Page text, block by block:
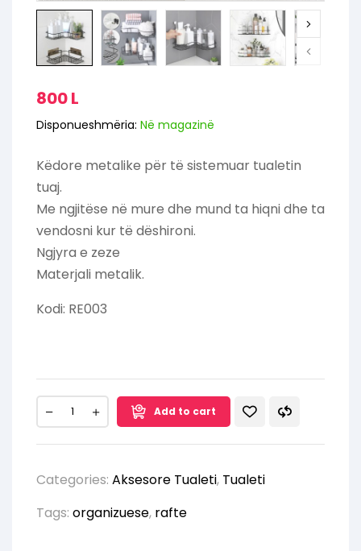
800L
Disponueshmëria: Në magazinë
Këdore metalike për të sistemuar tualetin
tuaj.
Me ngjitëse në mure dhe mund ta hiqni dhe ta
vendosni kur të dëshironi.
Ngjyra e zeze
Materjali metalik.
Kodi: RE003
Add to cart
Categories: Aksesore Tualeti, Tualeti
Tags: organizuese, rafte